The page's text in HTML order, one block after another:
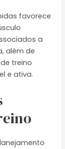
favorece
a
além de
treino
e ativa.